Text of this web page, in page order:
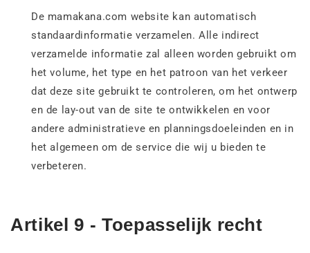
De mamakana.com website kan automatisch
standaardinformatie verzamelen. Alle indirect
verzamelde informatie zal alleen worden gebruikt om
het volume, het type en het patroon van het verkeer
dat deze site gebruikt te controleren, om het ontwerp
en de lay-out van de site te ontwikkelen en voor
andere administratieve en planningsdoeleinden en in
het algemeen om de service die wij u bieden te
verbeteren.
Artikel 9 - Toepasselijk recht